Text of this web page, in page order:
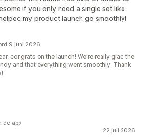
if you only need a single set like
my product launch go smoothly!
9 juni 2026
congrats on the launch! We're really glad the
and that everything went smoothly. Thank
22 juli 2026
de app